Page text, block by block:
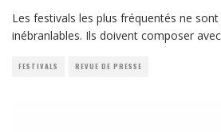
Les festivals les plus fréquentés ne
inébranlables. Ils doivent composer
FESTIVALS REVUE DE PRESSE